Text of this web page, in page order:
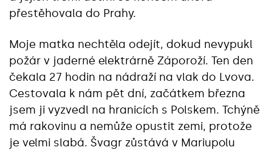
přestěhovala do Prahy.
Moje matka nechtěla odejít, dokud nevypukl
požár v jaderné elektrárně Záporoží. Ten den
čekala 27 hodin na nádraží na vlak do Lvova.
Cestovala k nám pět dní, začátkem března
jsem ji vyzvedl na hranicích s Polskem. Tchýně
má rakovinu a nemůže opustit zemi, protože
je velmi slabá. Švagr zůstává v Mariupolu